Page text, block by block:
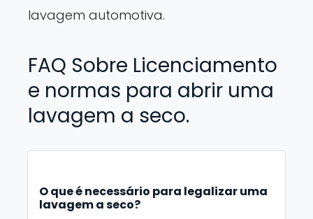
lavagem automotiva.
FAQ Sobre Licenciamento
e normas para abrir uma
lavagem a seco.
O que é necessário para legalizar uma
lavagem a seco?